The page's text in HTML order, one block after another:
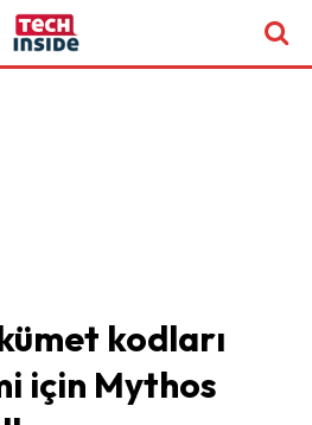
kodları
için Mythos